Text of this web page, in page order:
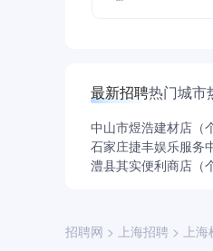
最新招聘热门城市
中山市煜浩建材店（
石家庄捷丰娱乐服务
澧县其实便利商店（
招聘网 > 上海招聘 > 上